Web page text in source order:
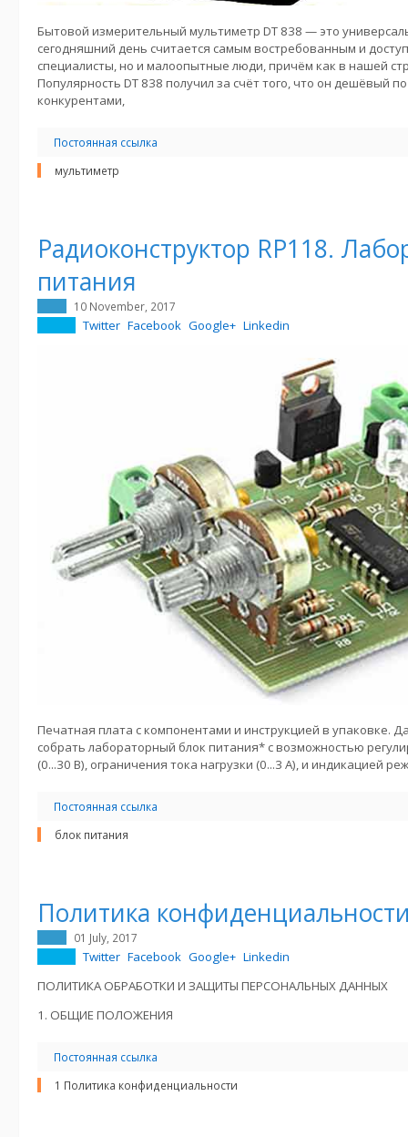
Бытовой измерительный мультиметр DT 838 — это
сегодняшний день считается самым востребованным и
специалисты, но и малоопытные люди, причём как в нашей
Популярность DT 838 получил за счёт того, что он дешёвый
конкурентами,
Постоянная ссылка
мультиметр
Радиоконструктор RP118.
питания
10 November, 2017
Twitter Facebook Google+ Linkedin
Печатная плата с компонентами и инструкцией в упаковке.
собрать лабораторный блок питания* с возможностью
(0...30 В), ограничения тока нагрузки (0...3 А), и индикацией
Постоянная ссылка
блок питания
Политика
01 July, 2017
Twitter Facebook Google+ Linkedin
ПОЛИТИКА ОБРАБОТКИ И ЗАЩИТЫ ПЕРСОНАЛЬНЫХ ДАННЫХ
1. ОБЩИЕ ПОЛОЖЕНИЯ
Постоянная ссылка
1 Политика конфиденциальности